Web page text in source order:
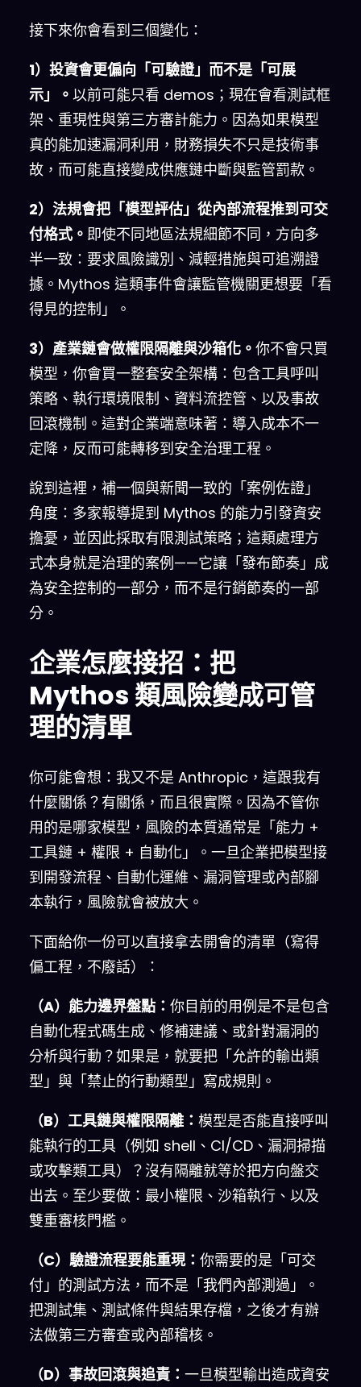
接下來你會看到三個變化：
1）投資會更偏向「可驗證」而不是「可展
示」。 以前可能只看 demos；現在會看測試框
架、重現性與第三方審計能力。因為如果模型
真的能加速漏洞利用，財務損失不只是技術事
故，而可能直接變成供應鏈中斷與監管罰款。
2）法規會把「模型評估」從內部流程推到可交
付格式。 即使不同地區法規細節不同，方向多
半一致：要求風險識別、減輕措施與可追溯證
據。Mythos 這類事件會讓監管機關更想要「看
得見的控制」。
3）產業鏈會做權限隔離與沙箱化。 你不會只買
模型，你會買一整套安全架構：包含工具呼叫
策略、執行環境限制、資料流控管、以及事故
回滾機制。這對企業端意味著：導入成本不一
定降，反而可能轉移到安全治理工程。
說到這裡，補一個與新聞一致的「案例佐證」
角度：多家報導提到 Mythos 的能力引發資安
擔憂，並因此採取有限測試策略；這類處理方
式本身就是治理的案例——它讓「發布節奏」成
為安全控制的一部分，而不是行銷節奏的一部
分。
企業怎麼接招：把
Mythos 類風險變成可管
理的清單
你可能會想：我又不是 Anthropic，這跟我有
什麼關係？有關係，而且很實際。因為不管你
用的是哪家模型，風險的本質通常是「能力 +
工具鏈 + 權限 + 自動化」。一旦企業把模型接
到開發流程、自動化運維、漏洞管理或內部腳
本執行，風險就會被放大。
下面給你一份可以直接拿去開會的清單（寫得
偏工程，不廢話）：
（A）能力邊界盤點： 你目前的用例是不是包含
自動化程式碼生成、修補建議、或針對漏洞的
分析與行動？如果是，就要把「允許的輸出類
型」與「禁止的行動類型」寫成規則。
（B）工具鏈與權限隔離： 模型是否能直接呼叫
能執行的工具（例如 shell、CI/CD、漏洞掃描
或攻擊類工具）？沒有隔離就等於把方向盤交
出去。至少要做：最小權限、沙箱執行、以及
雙重審核門檻。
（C）驗證流程要能重現： 你需要的是「可交
付」的測試方法，而不是「我們內部測過」。
把測試集、測試條件與結果存檔，之後才有辦
法做第三方審查或內部稽核。
（D）事故回滾與追責： 一旦模型輸出造成資安